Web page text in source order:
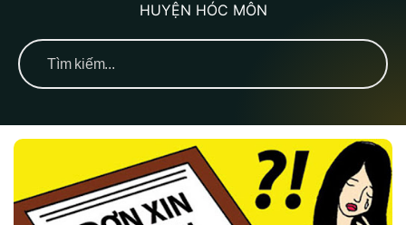
HUYỆN HÓC MÔN